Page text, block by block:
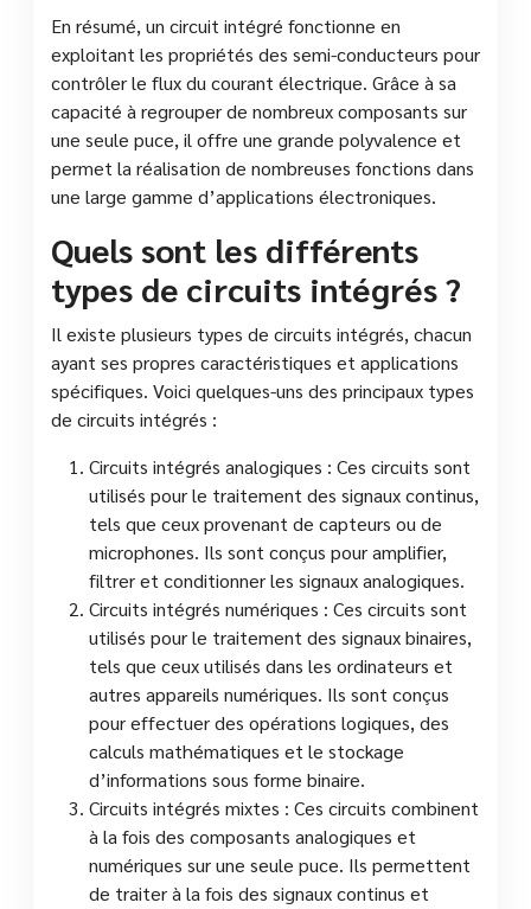
En résumé, un circuit intégré fonctionne en
exploitant les propriétés des semi-conducteurs pour
contrôler le flux du courant électrique. Grâce à sa
capacité à regrouper de nombreux composants sur
une seule puce, il offre une grande polyvalence et
permet la réalisation de nombreuses fonctions dans
une large gamme d’applications électroniques.
Quels sont les différents
types de circuits intégrés ?
Il existe plusieurs types de circuits intégrés, chacun
ayant ses propres caractéristiques et applications
spécifiques. Voici quelques-uns des principaux types
de circuits intégrés :
Circuits intégrés analogiques : Ces circuits sont
utilisés pour le traitement des signaux continus,
tels que ceux provenant de capteurs ou de
microphones. Ils sont conçus pour amplifier,
filtrer et conditionner les signaux analogiques.
Circuits intégrés numériques : Ces circuits sont
utilisés pour le traitement des signaux binaires,
tels que ceux utilisés dans les ordinateurs et
autres appareils numériques. Ils sont conçus
pour effectuer des opérations logiques, des
calculs mathématiques et le stockage
d’informations sous forme binaire.
Circuits intégrés mixtes : Ces circuits combinent
à la fois des composants analogiques et
numériques sur une seule puce. Ils permettent
de traiter à la fois des signaux continus et